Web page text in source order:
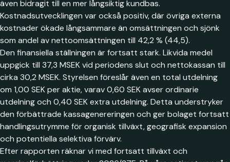
även bidragit till en mer långsiktig kundbas.
Kostnadsutvecklingen var också positiv, där övriga externa
kostnader ökade långsammare än omsättningen och sjönk
som andel av nettoomsättningen till 42,2 % (44,5).
Den finansiella ställningen är fortsatt stark. Likvida medel
uppgick till 37,3 MSEK vid periodens slut och nettokassan till
cirka 30,2 MSEK. Styrelsen föreslår även en total utdelning
om 1,00 SEK per aktie, varav 0,60 SEK avser ordinarie
utdelning och 0,40 SEK extra utdelning. Detta understryker
den förbättrade kassagenereringen och ger bolaget fortsatt
handlingsutrymme för organisk tillväxt, geografisk expansion
och potentiella selektiva förvärv.
Efter rapporten räknar vi med fortsatt tillväxt och